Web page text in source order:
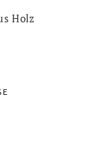
Holz